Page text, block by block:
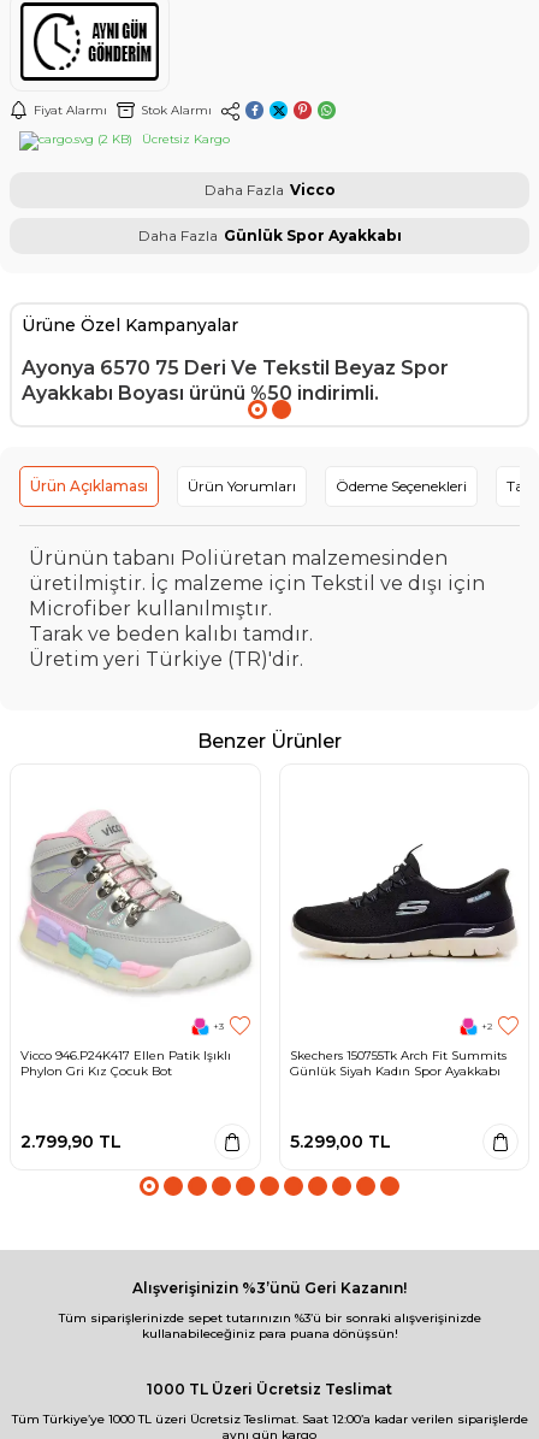
Fiyat Alarmı
Stok Alarmı
Ücretsiz Kargo
Daha Fazla Vicco
Daha Fazla Günlük Spor Ayakkabı
Ürüne Özel Kampanyalar
Ayonya 6570 75 Deri Ve Tekstil Beyaz Spor
Ayakkabı Boyası ürünü %50 indirimli.
Ürün Açıklaması Ürün Yorumları Ödeme Seçenekleri
Ürünün tabanı Poliüretan malzemesinden
üretilmiştir. İç malzeme için Tekstil ve dışı için
Microfiber kullanılmıştır.
Tarak ve beden kalıbı tamdır.
Üretim yeri Türkiye (TR)'dir.
Benzer Ürünler
+3
Vicco 946.P24K417 Ellen Patik Işıklı
Phylon Gri Kız Çocuk Bot
2.799,90 TL
+2
Skechers 150755Tk Arch Fit Summits
Günlük Siyah Kadın Spor Ayakkabı
5.299,00 TL
Alışverişinizin %3’ünü Geri Kazanın!
Tüm siparişlerinizde sepet tutarınızın %3’ü bir sonraki alışverişinizde
kullanabileceğiniz para puana dönüşsün!
1000 TL Üzeri Ücretsiz Teslimat
Tüm Türkiye’ye 1000 TL üzeri Ücretsiz Teslimat. Saat 12:00’a kadar verilen siparişlerde
aynı gün kargo